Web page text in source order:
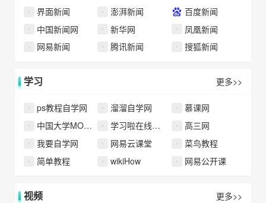
界面新闻
澎湃新闻
百度新闻
中国新闻网
新华网
凤凰新闻
网易新闻
腾讯新闻 搜狐新闻
学习 更多>>
ps教程自学网 溜溜自学网
慕课网
中国大学MOOC(慕课)
学习啦在线学习网
高三网
我要自学网
网易云课堂
菜鸟教程
简单教程
wikiHow 网易公开课
视频 更多>>